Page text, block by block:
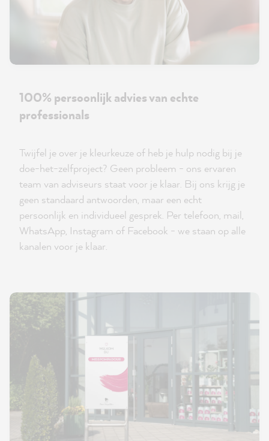
100% persoonlijk advies van echte
professionals
Twijfel je over je kleurkeuze of heb je hulp nodig bij je
doe-het-zelfproject? Geen probleem - ons ervaren
team van adviseurs staat voor je klaar. Bij ons krijg je
geen standaard antwoorden, maar een echt
persoonlijk en individueel gesprek. Per telefoon, mail,
WhatsApp, Instagram of Facebook - we staan op alle
kanalen voor je klaar.